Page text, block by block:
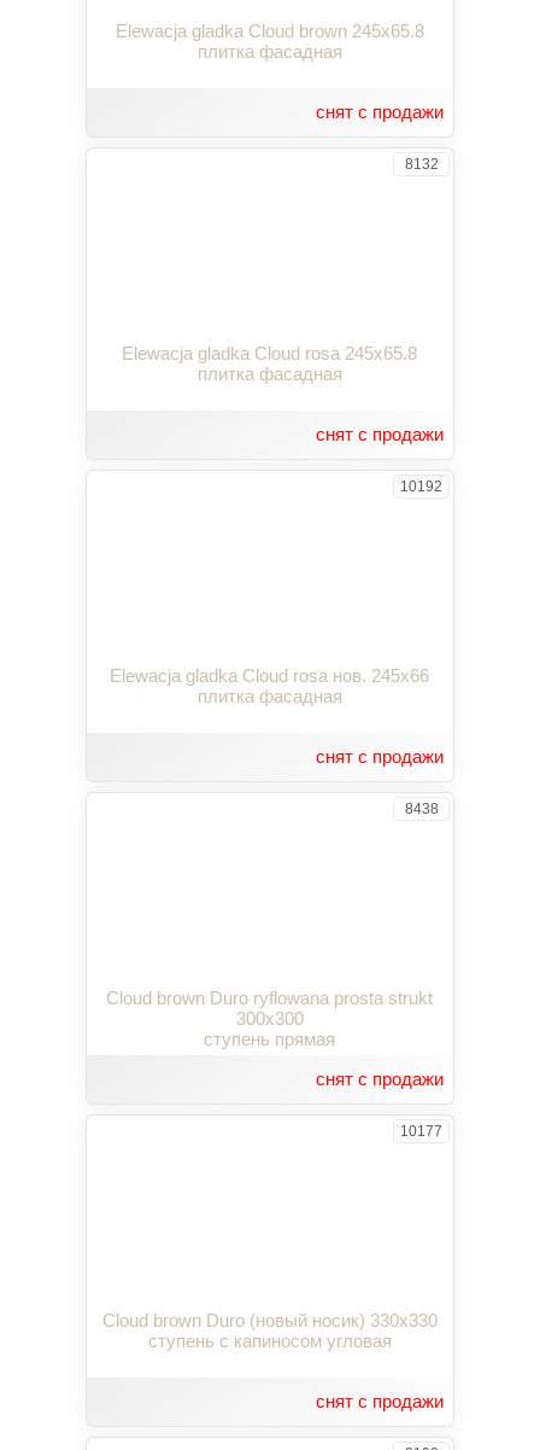
Elewacja gladka Cloud brown 245x65.8
плитка фасадная
снят с продажи
8132
Elewacja gladka Cloud rosa 245x65.8
плитка фасадная
снят с продажи
10192
Elewacja gladka Cloud rosa нов. 245x66
плитка фасадная
снят с продажи
8438
Cloud brown Duro ryflowana prosta strukt
300x300
ступень прямая
снят с продажи
10177
Cloud brown Duro (новый носик) 330x330
ступень с капиносом угловая
снят с продажи